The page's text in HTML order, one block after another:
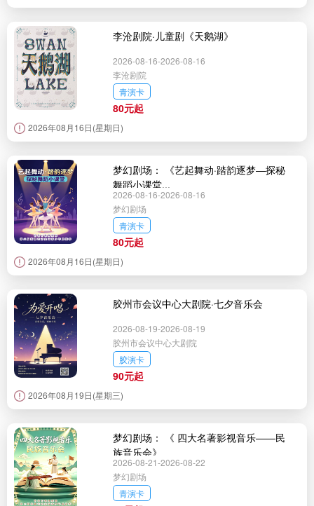
李沧剧院·儿童剧《天鹅湖》
2026-08-16-2026-08-16
李沧剧院
青演卡
80元起
2026年08月16日(星期日)
梦幻剧场： 《艺起舞动·踏韵逐梦—探秘
舞蹈小课堂...
2026-08-16-2026-08-16
梦幻剧场
青演卡
80元起
2026年08月16日(星期日)
胶州市会议中心大剧院·七夕音乐会
2026-08-19-2026-08-19
胶州市会议中心大剧院
胶演卡
90元起
2026年08月19日(星期三)
梦幻剧场： 《 四大名著影视音乐——民
族音乐会》
2026-08-21-2026-08-22
梦幻剧场
青演卡